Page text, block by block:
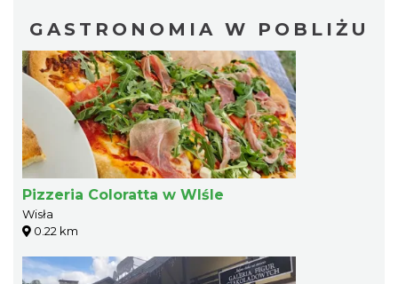
GASTRONOMIA W POBLIŻU
Pizzeria Coloratta w WIśle
Wisła
0.22 km